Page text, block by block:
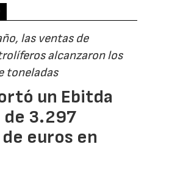
las ventas de
alcanzaron los
toneladas
un Ebitda
3.297
euros en